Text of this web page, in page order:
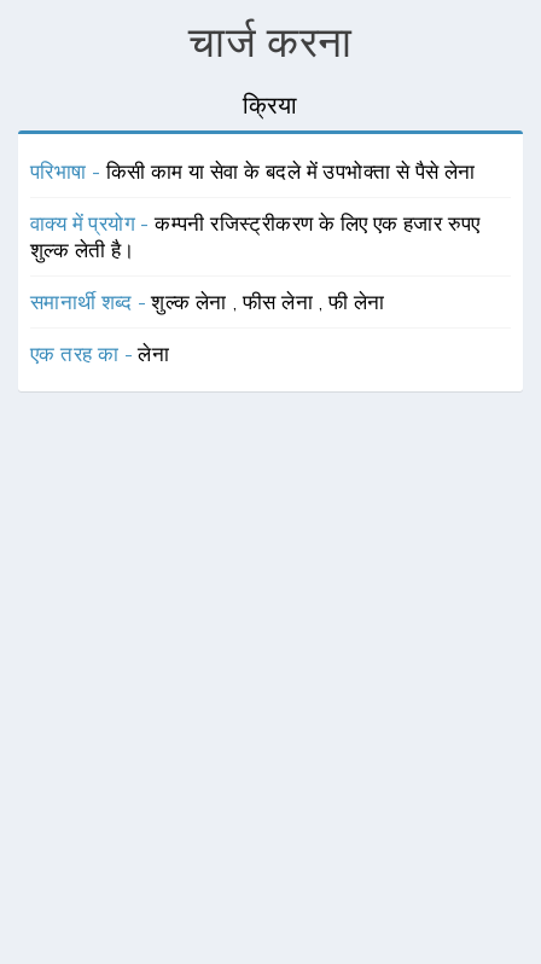
चार्ज करना
क्रिया
परिभाषा -किसी काम या सेवा के बदले में उपभोक्ता से पैसे लेना
वाक्य में प्रयोग -कम्पनी रजिस्ट्रीकरण के लिए एक हजार रुपए
शुल्क लेती है।
समानार्थी शब्द -शुल्क लेना ,फीस लेना ,फी लेना
एक तरह का -लेना